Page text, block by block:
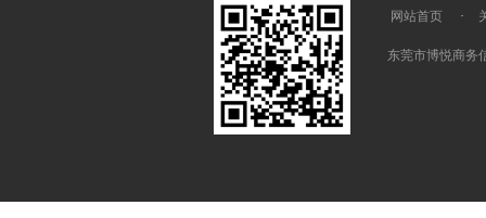
网站首页 ·
东莞市博悦商务